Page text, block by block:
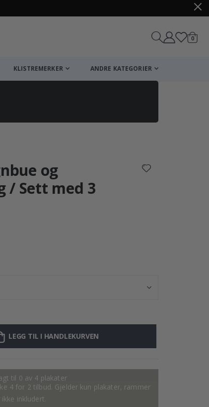
0varer
KLISTREMERKER ANDRE KATEGORIER
og
/ Sett med 3
LEGG TIL I HANDLEKURVEN
til 0 av 4 plakater
4 for 2 tilbud. Gjelder kun plakater, rammer
ikke inkludert.